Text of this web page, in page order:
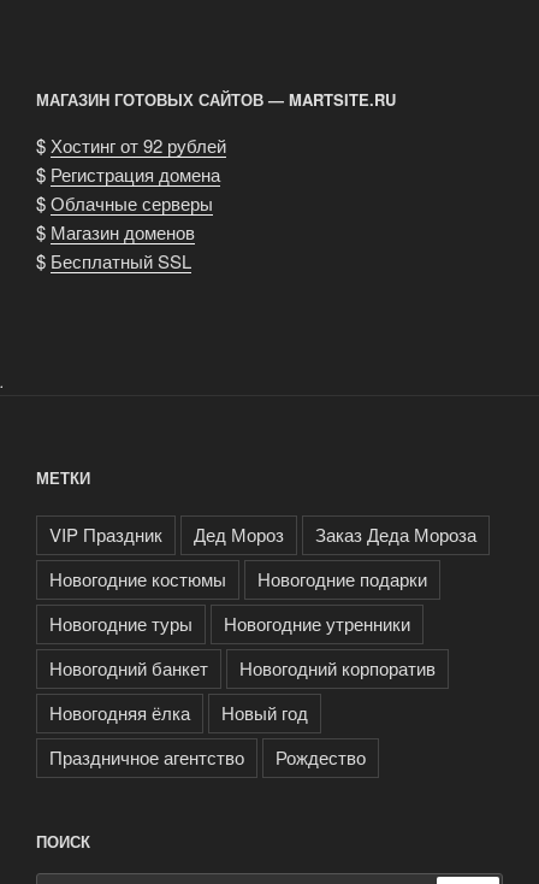
МАГАЗИН ГОТОВЫХ САЙТОВ — MARTSITE.RU
$Хостинг от 92 рублей
$ Регистрация домена
$Облачные серверы
$ Магазин доменов
$ Бесплатный SSL
.
МЕТКИ
VIP Праздник Дед Мороз
Заказ Деда Мороза
Новогодние костюмы
Новогодние подарки
Новогодние туры
Новогодние утренники
Новогодний банкет
Новогодний корпоратив
Новогодняя ёлка
Новый год
Праздничное агентство
Рождество
ПОИСК